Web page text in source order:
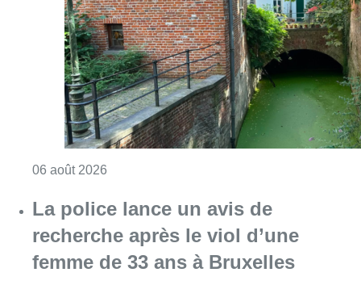
06 août 2026
La police lance un avis de
recherche après le viol d’une
femme de 33 ans à Bruxelles